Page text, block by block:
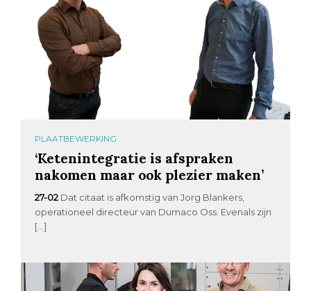
PLAATBEWERKING
‘Ketenintegratie is afspraken
nakomen maar ook plezier maken’
27-02 Dat citaat is afkomstig van Jorg Blankers,
operationeel directeur van Dumaco Oss. Evenals zijn
[…]